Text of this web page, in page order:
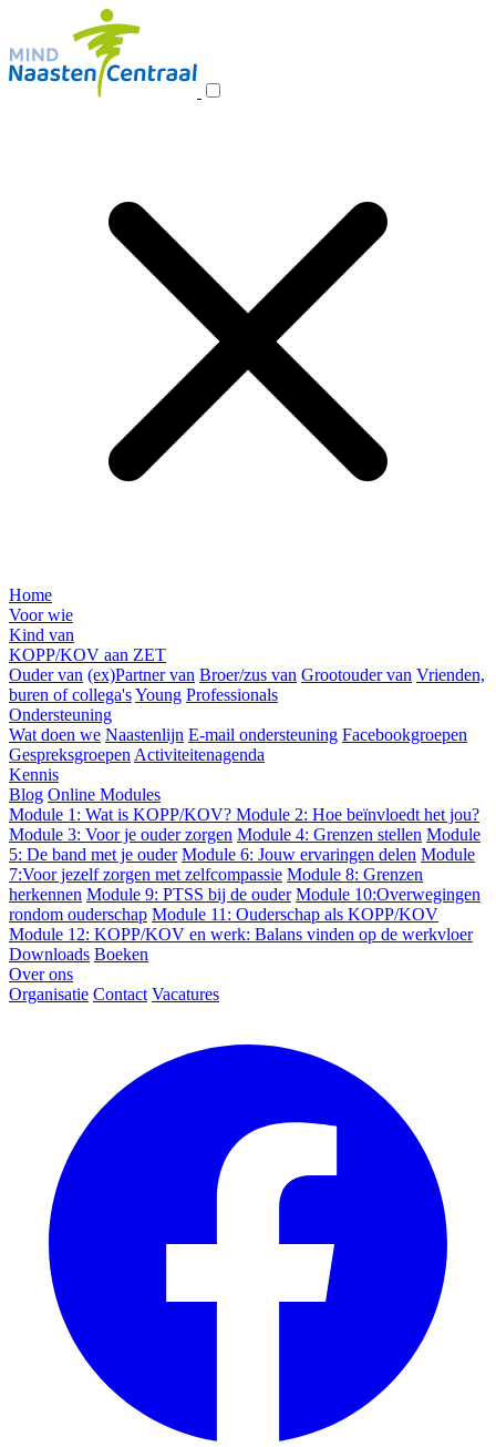
Home
Voor wie
Kind van
KOPP/KOV aan ZET
Ouder van (ex)Partner van Broer/zus van Grootouder van Vrienden,
buren of collega'sYoung Professionals
Ondersteuning
Wat doen we Naastenlijn E-mail ondersteuning Facebookgroepen
Gespreksgroepen Activiteitenagenda
Kennis
Blog Online Modules
Module 1: Wat is KOPP/KOV? Module 2: Hoe beïnvloedt het jou?
Module 3: Voor je ouder zorgen Module 4: Grenzen stellen Module
5: De band met je ouder Module 6: Jouw ervaringen delen Module
7:Voor jezelf zorgen met zelfcompassie Module 8: Grenzen
herkennen Module 9: PTSS bij de ouder Module 10:Overwegingen
rondom ouderschap Module 11: Ouderschap als KOPP/KOV
Module 12: KOPP/KOV en werk: Balans vinden op de werkvloer
Downloads Boeken
Over ons
Organisatie Contact Vacatures